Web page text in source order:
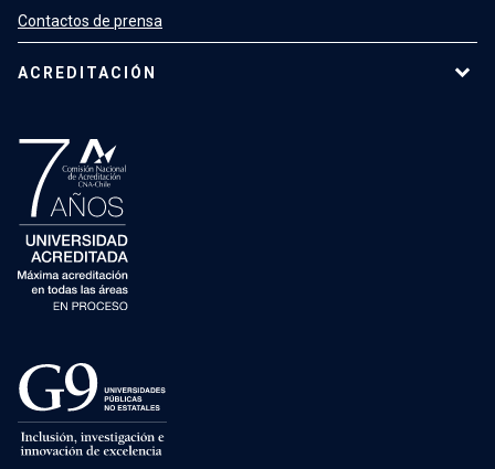
Contactos de prensa
ACREDITACIÓN